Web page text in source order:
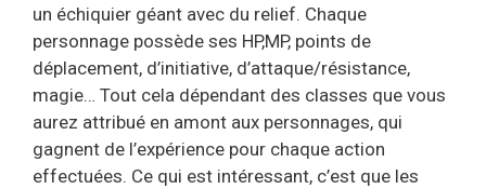
un échiquier géant avec du relief. Chaque
personnage possède ses HP,MP, points de
déplacement, d’initiative, d’attaque/résistance,
magie… Tout cela dépendant des classes que vous
aurez attribué en amont aux personnages, qui
gagnent de l’expérience pour chaque action
effectuées. Ce qui est intéressant, c’est que les